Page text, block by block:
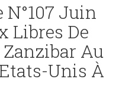
N°107 Juin
Libres De
Zanzibar Au
Unis À